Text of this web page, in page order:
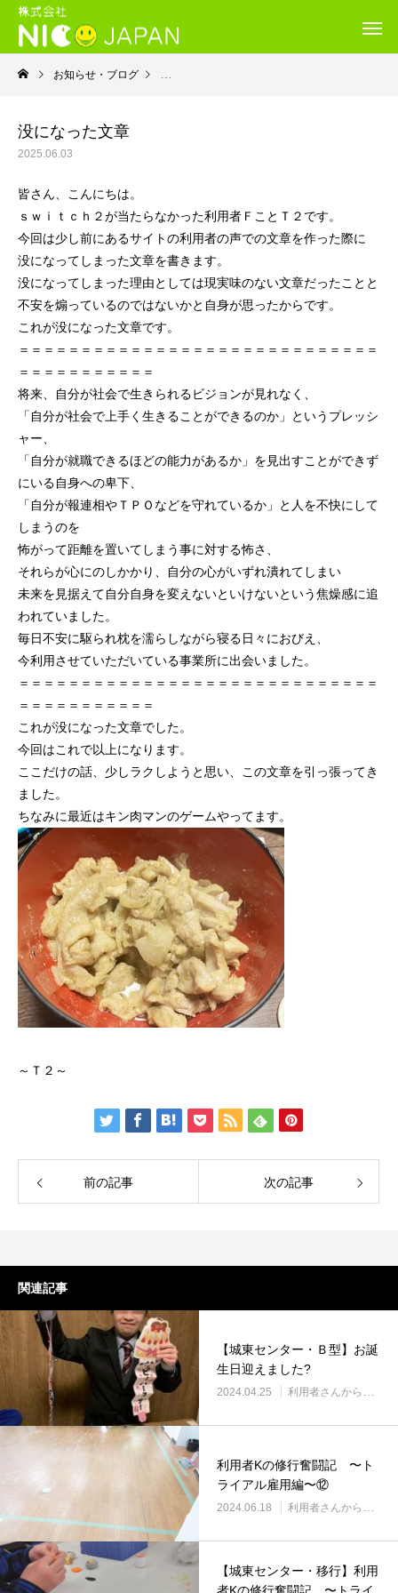
お知らせ・ブログ 利用者さんから
没になった文章
2025.06.03
皆さん、こんにちは。
ｓｗｉｔｃｈ２が当たらなかった利用者ＦことＴ２です。
今回は少し前にあるサイトの利用者の声での文章を作った際に
没になってしまった文章を書きます。
没になってしまった理由としては現実味のない文章だったことと
不安を煽っているのではないかと自身が思ったからです。
これが没になった文章です。
＝＝＝＝＝＝＝＝＝＝＝＝＝＝＝＝＝＝＝＝＝＝＝＝＝＝＝＝＝
＝＝＝＝＝＝＝＝＝＝＝
将来、自分が社会で生きられるビジョンが見れなく、
「自分が社会で上手く生きることができるのか」というプレッシ
ャー、
「自分が就職できるほどの能力があるか」を見出すことができず
にいる自身への卑下、
「自分が報連相やＴＰＯなどを守れているか」と人を不快にして
しまうのを
怖がって距離を置いてしまう事に対する怖さ、
それらが心にのしかかり、自分の心がいずれ潰れてしまい
未来を見据えて自分自身を変えないといけないという焦燥感に追
われていました。
毎日不安に駆られ枕を濡らしながら寝る日々におびえ、
今利用させていただいている事業所に出会いました。
＝＝＝＝＝＝＝＝＝＝＝＝＝＝＝＝＝＝＝＝＝＝＝＝＝＝＝＝＝
＝＝＝＝＝＝＝＝＝＝＝
これが没になった文章でした。
今回はこれで以上になります。
ここだけの話、少しラクしようと思い、この文章を引っ張ってき
ました。
ちなみに最近はキン肉マンのゲームやってます。
～Ｔ２～
前の記事 次の記事
関連記事
【城東センター・Ｂ型】お誕
生日迎えました?
2024.04.25 利用者さんから
利用者Kの修行奮闘記 〜ト
ライアル雇用編〜⑫
2024.06.18 利用者さんから
【城東センター・移行】利用
者Kの修行奮闘記 〜トライ